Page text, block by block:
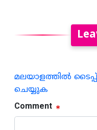
മലയാളത്തില്‍ ടൈപ്പ്
ചെയ്യുക
Comment